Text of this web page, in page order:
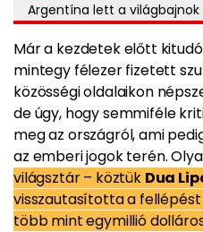
Argentína lett a világbajnok
Már a kezdetek előtt
mintegy félezer fizetett
közösségi oldalaikon
de úgy, hogy semmiféle
meg az országról, ami
az emberi jogok terén.
világsztár – köztük Dua
visszautasította a
több mint egymillió